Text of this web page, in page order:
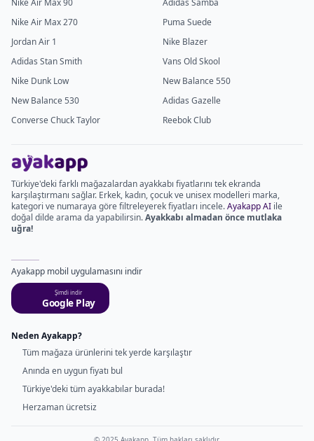
Nike Air Max 90
Nike Air Max 270
Jordan Air 1
Adidas Stan Smith
Nike Dunk Low
New Balance 530
Converse Chuck Taylor
Adidas Samba
Puma Suede
Nike Blazer
Vans Old Skool
New Balance 550
Adidas Gazelle
Reebok Club
Türkiye'deki farklı mağazalardan ayakkabı fiyatlarını tek ekranda
karşılaştırmanı sağlar. Erkek, kadın, çocuk ve unisex modelleri marka,
kategori ve numaraya göre filtreleyerek fiyatları incele.Ayakapp AI ile
doğal dilde arama da yapabilirsin.Ayakkabı almadan önce mutlaka
uğra!
Ayakapp mobil uygulamasını indir
Şimdi indir
Google Play
Neden Ayakapp?
Tüm mağaza ürünlerini tek yerde karşılaştır
Anında en uygun fiyatı bul
Türkiye'deki tüm ayakkabılar burada!
Herzaman ücretsiz